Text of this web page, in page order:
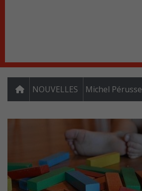
NOUVELLES Michel Pérusse